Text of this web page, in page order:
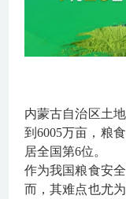
内蒙古自治区土
到6005万亩，粮
居全国第6位。
作为我国粮食安
而，其难点也尤为